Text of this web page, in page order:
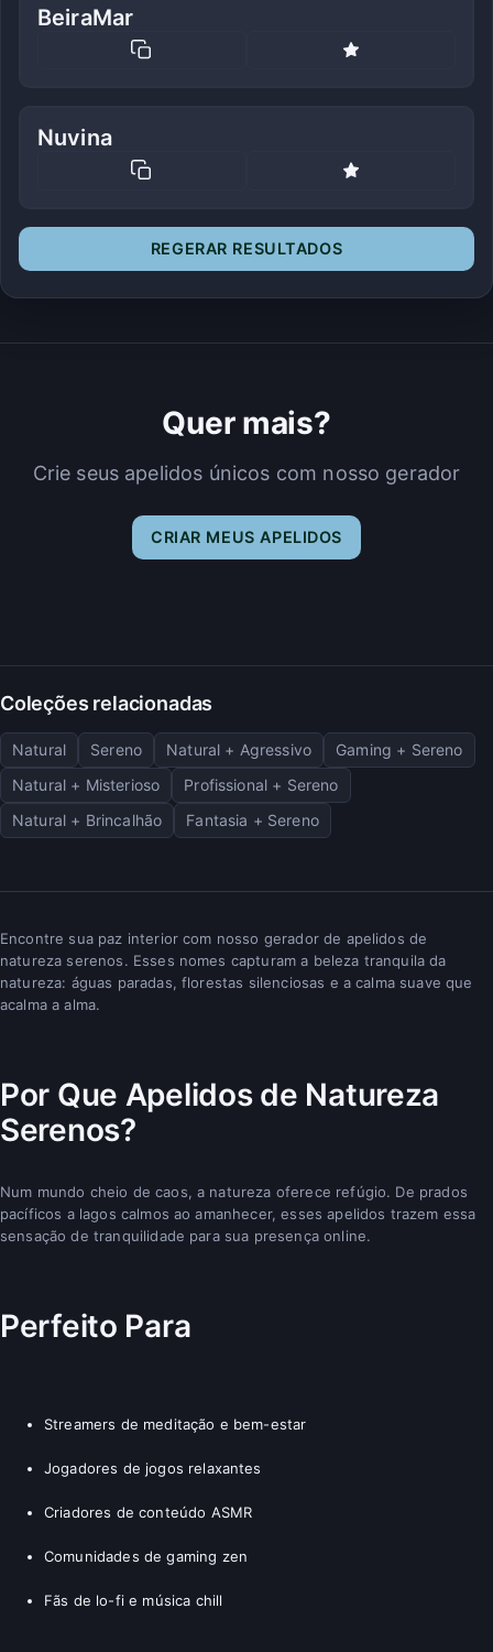
BeiraMar
Nuvina
REGERAR RESULTADOS
Quer mais?
Crie seus apelidos únicos com nosso gerador
CRIAR MEUS APELIDOS
Coleções relacionadas
Natural Sereno Natural + Agressivo
Gaming + Sereno
Natural + Misterioso
Profissional + Sereno
Natural + Brincalhão
Fantasia + Sereno
Encontre sua paz interior com nosso gerador de apelidos de
natureza serenos. Esses nomes capturam a beleza tranquila da
natureza: águas paradas, florestas silenciosas e a calma suave que
acalma a alma.
Por Que Apelidos de Natureza
Serenos?
Num mundo cheio de caos, a natureza oferece refúgio. De prados
pacíficos a lagos calmos ao amanhecer, esses apelidos trazem essa
sensação de tranquilidade para sua presença online.
Perfeito Para
Streamers de meditação e bem-estar
Jogadores de jogos relaxantes
Criadores de conteúdo ASMR
Comunidades de gaming zen
Fãs de lo-fi e música chill